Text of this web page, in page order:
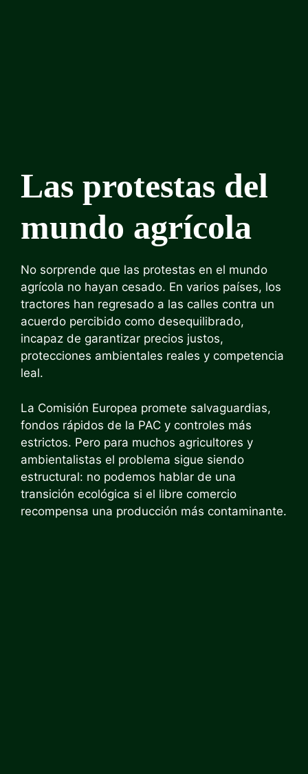
Las protestas del
mundo agrícola
No sorprende que las protestas en el mundo
agrícola no hayan cesado. En varios países, los
tractores han regresado a las calles contra un
acuerdo percibido como desequilibrado,
incapaz de garantizar precios justos,
protecciones ambientales reales y competencia
leal.
La Comisión Europea promete salvaguardias,
fondos rápidos de la PAC y controles más
estrictos. Pero para muchos agricultores y
ambientalistas el problema sigue siendo
estructural: no podemos hablar de una
transición ecológica si el libre comercio
recompensa una producción más contaminante.